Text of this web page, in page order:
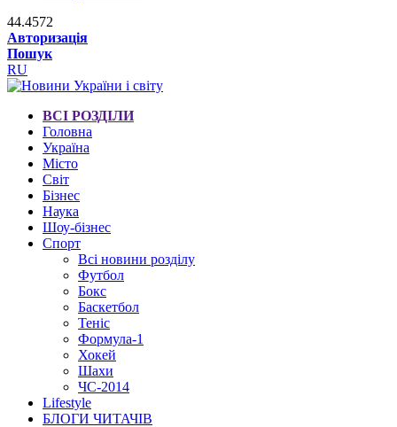
44.4572
Авторизація
Пошук
RU
ВСІ РОЗДІЛИ
Головна
Україна
Місто
Світ
Бізнес
Наука
Шоу-бізнес
Спорт
Всі новини розділу
Футбол
Бокс
Баскетбол
Теніс
Формула-1
Хокей
Шахи
ЧС-2014
Lifestyle
БЛОГИ ЧИТАЧІВ